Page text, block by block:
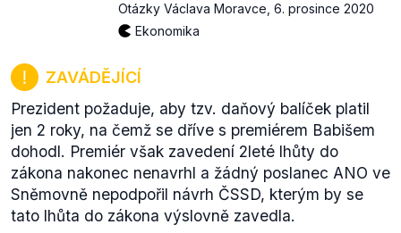
Otázky Václava Moravce 6. prosince 2020
Ekonomika
ZAVÁDĚJÍCÍ
Prezident požaduje, aby tzv. daňový balíček platil
jen 2 roky, na čemž se dříve s premiérem Babišem
dohodl. Premiér však zavedení 2leté lhůty do
zákona nakonec nenavrhl a žádný poslanec ANO ve
Sněmovně nepodpořil návrh ČSSD, kterým by se
tato lhůta do zákona výslovně zavedla.